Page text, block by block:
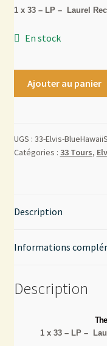
Politique de
Mon compte
Contact
1 x 33 – LP – Laurel
En stock
Ajouter au panier
UGS : 33-Elvis-
Catégories : 33 Tours,
Description
Informations
Description
1 x 33 – LP –